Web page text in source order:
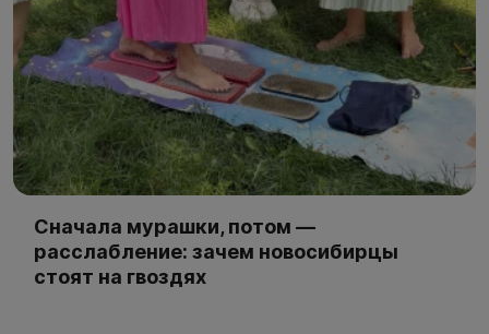
Сначала мурашки, потом —
расслабление: зачем новосибирцы
стоят на гвоздях